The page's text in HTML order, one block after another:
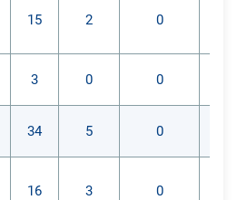
15 2 0
3 0 0
34 5 0
16 3 0